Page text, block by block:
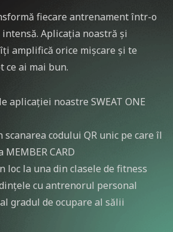
fiecare antrenament într-o
Aplicația noastră și
amplifică orice mișcare și te
ce ai mai bun.
aplicației noastre SWEAT ONE
codului QR unic pe care îl
CARD
loc la una din clasele de fitness
cu antrenorul personal
gradul de ocupare al sălii